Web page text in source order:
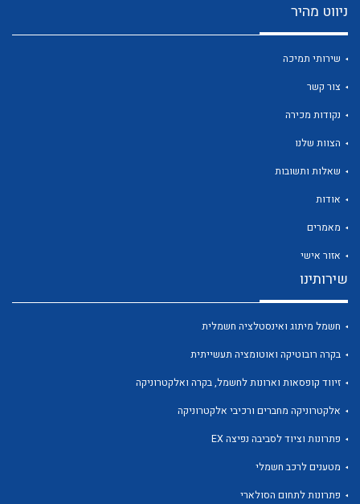
לכל מוצרי היצרן
ניווט מהיר
שירותי תמיכה
צור קשר
נקודות מכירה
הצוות שלנו
שאלות ותשובות
אודות
מאמרים
אזור אישי
שירותינו
חשמל מיתוג ואינסטלציה חשמלית
בקרה רובוטיקה ואוטומציה תעשייתית
זיווד קופסאות וארונות לחשמל, בקרה ואלקטרוניקה
אלקטרוניקה מחברים ורכיבי אלקטרוניקה
פתרונות וציוד לסביבה נפיצה EX
מטענים לרכב חשמלי
פתרונות לתחום הסולארי